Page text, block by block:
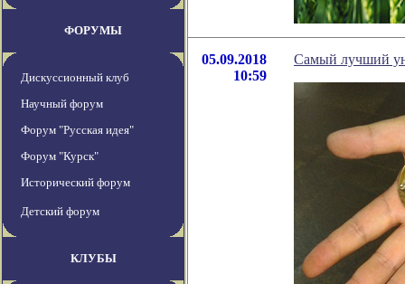
ФОРУМЫ
Дискуссионный клуб
Научный форум
Форум "Русская идея"
Форум "Курск"
Исторический форум
Детский форум
КЛУБЫ
05.09.2018
10:59
Самый лучший